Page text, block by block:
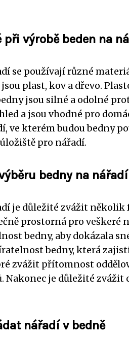
výrobě beden na
se používají různé
plast, kov a dřevo.
jsou silné a odolné
a jsou vhodné pro
ve kterém budou bedny
pro nářadí.
bedny na nářadí
je důležité zvážit
prostorná pro veškeré
bedny, aby dokázala
bedny, která
zvážit přítomnost
Nakonec je důležité
nářadí v bedně